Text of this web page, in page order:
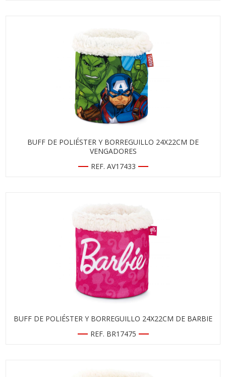
BUFF DE POLIÉSTER Y BORREGUILLO 24X22CM DE
VENGADORES
REF. AV17433
BUFF DE POLIÉSTER Y BORREGUILLO 24X22CM DE BARBIE
REF. BR17475